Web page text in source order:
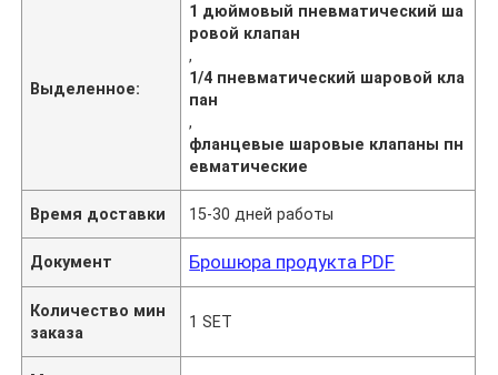
Выделенное:
1 дюймовый пневматический ша
ровой клапан
,
1/4 пневматический шаровой кла
пан
,
фланцевые шаровые клапаны пн
евматические
Время доставки 15-30 дней работы
Документ Брошюра продукта PDF
Количество мин
заказа
1 SET